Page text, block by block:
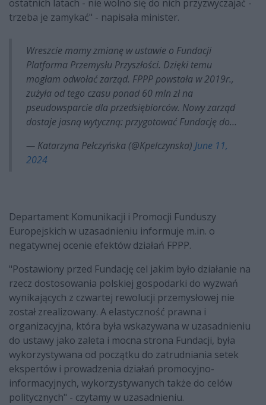
ostatnich latach - nie wolno się do nich przyzwyczajać -
trzeba je zamykać" - napisała minister.
Wreszcie mamy zmianę w ustawie o Fundacji
Platforma Przemysłu Przyszłości. Dzięki temu
mogłam odwołać zarząd. FPPP powstała w 2019r.,
zużyła od tego czasu ponad 60 mln zł na
pseudowsparcie dla przedsiębiorców. Nowy zarząd
dostaje jasną wytyczną: przygotować Fundację do…
— Katarzyna Pełczyńska (@Kpelczynska) June 11,
2024
Departament Komunikacji i Promocji Funduszy
Europejskich w uzasadnieniu informuje m.in. o
negatywnej ocenie efektów działań FPPP.
"Postawiony przed Fundację cel jakim było działanie na
rzecz dostosowania polskiej gospodarki do wyzwań
wynikających z czwartej rewolucji przemysłowej nie
został zrealizowany. A elastyczność prawna i
organizacyjna, która była wskazywana w uzasadnieniu
do ustawy jako zaleta i mocna strona Fundacji, była
wykorzystywana od początku do zatrudniania setek
ekspertów i prowadzenia działań promocyjno-
informacyjnych, wykorzystywanych także do celów
politycznych" - czytamy w uzasadnieniu.